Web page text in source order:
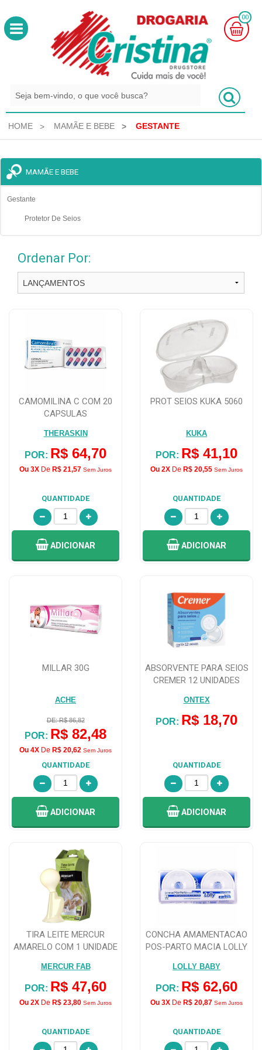
00
HOME MAMÃE E BEBE GESTANTE
MAMÃE E BEBE
Gestante
Protetor De Seios
Ordenar Por:
CAMOMILINA C COM 20
CAPSULAS
THERASKIN
POR: R$ 64,70
Ou 3X De R$ 21,57 Sem Juros
QUANTIDADE
ADICIONAR
PROT SEIOS KUKA 5060
KUKA
POR: R$ 41,10
Ou 2X De R$ 20,55 Sem Juros
QUANTIDADE
ADICIONAR
MILLAR 30G
ACHE
DE: R$ 86,82
POR: R$ 82,48
Ou 4X De R$ 20,62 Sem Juros
QUANTIDADE
ADICIONAR
ABSORVENTE PARA SEIOS
CREMER 12 UNIDADES
ONTEX
POR: R$ 18,70
QUANTIDADE
ADICIONAR
TIRA LEITE MERCUR
AMARELO COM 1 UNIDADE
MERCUR FAB
POR: R$ 47,60
Ou 2X De R$ 23,80 Sem Juros
QUANTIDADE
CONCHA AMAMENTACAO
POS-PARTO MACIA LOLLY
LOLLY BABY
POR: R$ 62,60
Ou 3X De R$ 20,87 Sem Juros
QUANTIDADE